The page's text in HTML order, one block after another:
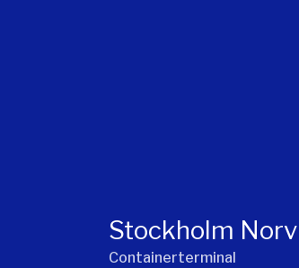
Stockholm
Containerterminal